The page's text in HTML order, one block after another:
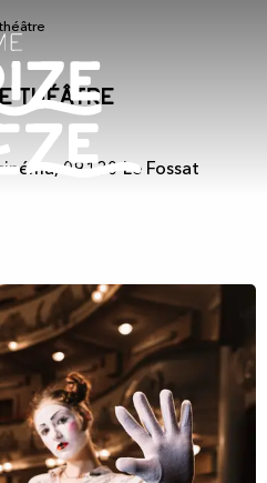
théâtre
09130 Le Fossat